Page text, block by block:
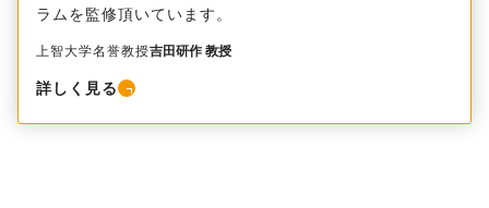
ラムを監修頂いています。
上智大学名誉教授吉田研作 教授
詳しく見る